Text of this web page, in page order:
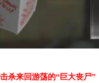
杀来回游荡的“巨大丧尸”